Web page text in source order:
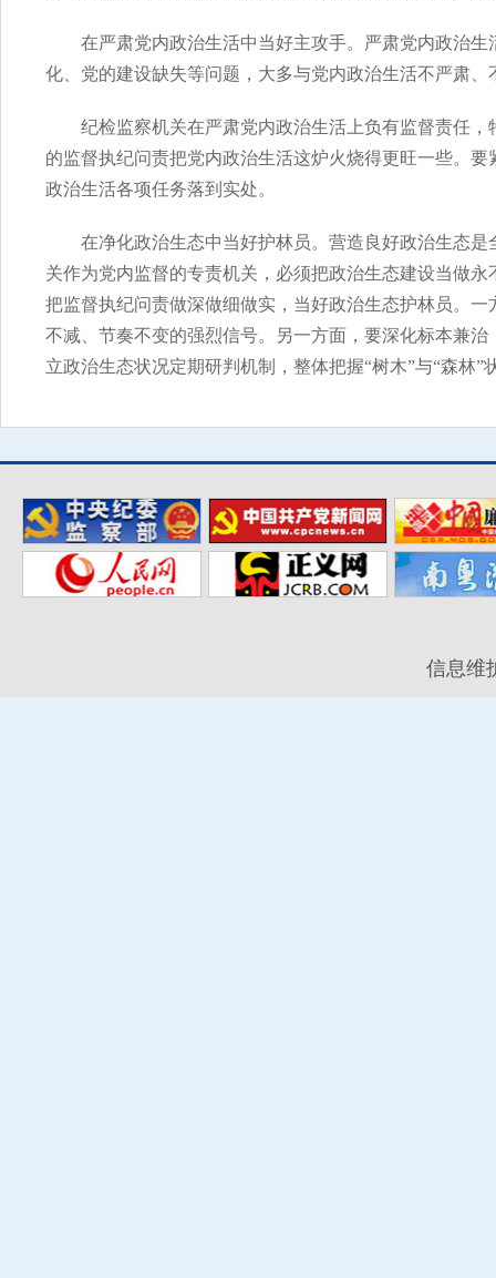
在严肃党内政治生活中当好主攻手。严肃党内政治
化、党的建设缺失等问题，大多与党内政治生活不严肃、
纪检监察机关在严肃党内政治生活上负有监督责任
的监督执纪问责把党内政治生活这炉火烧得更旺一些。
政治生活各项任务落到实处。
在净化政治生态中当好护林员。营造良好政治生态
关作为党内监督的专责机关，必须把政治生态建设当做
把监督执纪问责做深做细做实，当好政治生态护林员。
不减、节奏不变的强烈信号。另一方面，要深化标本兼
立政治生态状况定期研判机制，整体把握“树木”与“森林
信息维